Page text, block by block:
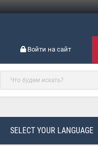
Войти на сайт
SELECT YOUR LANGUAGE